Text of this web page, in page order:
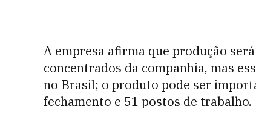
A empresa afirma que produção
concentrados da companhia, mas
no Brasil; o produto pode ser
fechamento e 51 postos de trabalho.